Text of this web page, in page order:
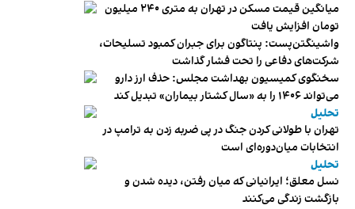
میانگین قیمت مسکن در تهران به متری ۲۴۰ میلیون
تومان افزایش یافت
واشینگتن‌پست: پنتاگون برای جبران کمبود تسلیحات،
شرکت‌های دفاعی را تحت فشار گذاشت
سخنگوی کمیسیون بهداشت مجلس: حذف ارز دارو
می‌تواند ۱۴۰۶ را به «سال کشتار بیماران» تبدیل کند
تحلیل
تهران با طولانی کردن جنگ در پی ضربه زدن به ترامپ در
انتخابات میان‌دوره‌ای است
تحلیل
نسل معلق؛ ایرانیانی که میان رفتن، دیده شدن و
بازگشت زندگی می‌کنند